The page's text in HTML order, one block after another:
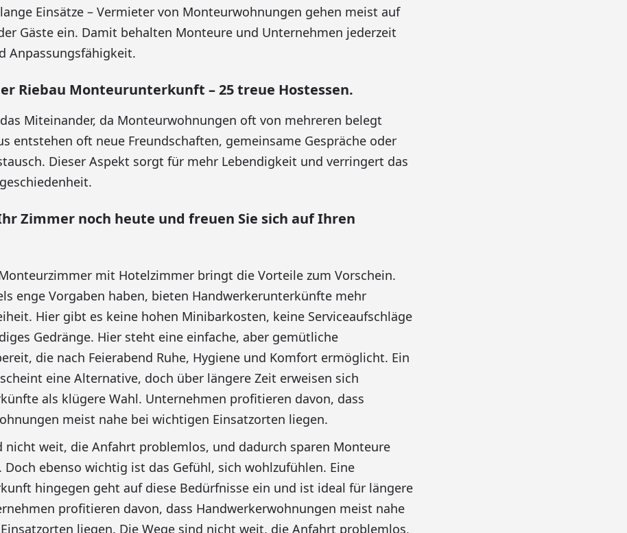
Einsätze – Vermieter von Monteurwohnungen gehen meist auf
Gäste ein. Damit behalten Monteure und Unternehmen jederzeit
Anpassungsfähigkeit.
Riebau Monteurunterkunft – 25 treue Hostessen.
Miteinander, da Monteurwohnungen oft von mehreren belegt
entstehen oft neue Freundschaften, gemeinsame Gespräche oder
Dieser Aspekt sorgt für mehr Lebendigkeit und verringert das
Zimmer noch heute und freuen Sie sich auf Ihren
mit Hotelzimmer bringt die Vorteile zum Vorschein.
enge Vorgaben haben, bieten Handwerkerunterkünfte mehr
Hier gibt es keine hohen Minibarkosten, keine Serviceaufschläge
Gedränge. Hier steht eine einfache, aber gemütliche
die nach Feierabend Ruhe, Hygiene und Komfort ermöglicht. Ein
eine Alternative, doch über längere Zeit erweisen sich
als klügere Wahl. Unternehmen profitieren davon, dass
meist nahe bei wichtigen Einsatzorten liegen.
nicht weit, die Anfahrt problemlos, und dadurch sparen Monteure
Doch ebenso wichtig ist das Gefühl, sich wohlzufühlen. Eine
hingegen geht auf diese Bedürfnisse ein und ist ideal für längere
profitieren davon, dass Handwerkerwohnungen meist nahe
liegen. Die Wege sind nicht weit, die Anfahrt problemlos,